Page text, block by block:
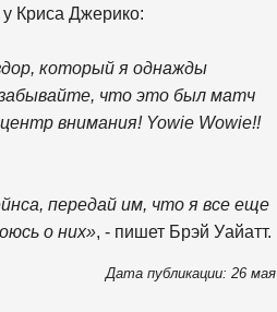
Криса Джерико:
который я однажды
забывайте, что это был матч
внимания! Yowie Wowie!!
передай им, что я все еще
о них», - пишет Брэй Уайатт.
Дата публикации: 26 мая